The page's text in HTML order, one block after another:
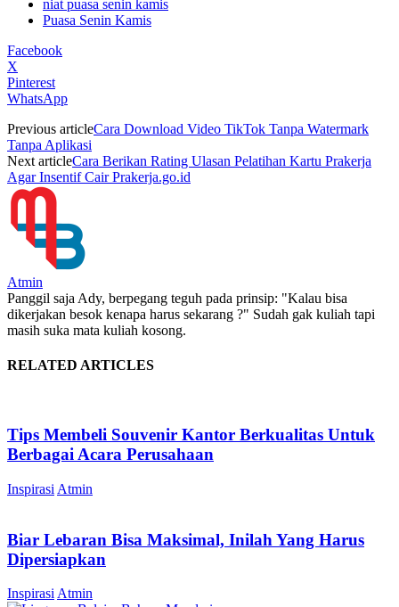
niat puasa senin kamis
Puasa Senin Kamis
Facebook
X
Pinterest
WhatsApp
Previous articleCara Download Video TikTok Tanpa Watermark
Tanpa Aplikasi
Next articleCara Berikan Rating Ulasan Pelatihan Kartu Prakerja
Agar Insentif Cair Prakerja.go.id
Atmin
Panggil saja Ady, berpegang teguh pada prinsip: "Kalau bisa
dikerjakan besok kenapa harus sekarang ?" Sudah gak kuliah tapi
masih suka mata kuliah kosong.
RELATED ARTICLES
Tips Membeli Souvenir Kantor Berkualitas Untuk
Berbagai Acara Perusahaan
Inspirasi Atmin
Biar Lebaran Bisa Maksimal, Inilah Yang Harus
Dipersiapkan
Inspirasi Atmin